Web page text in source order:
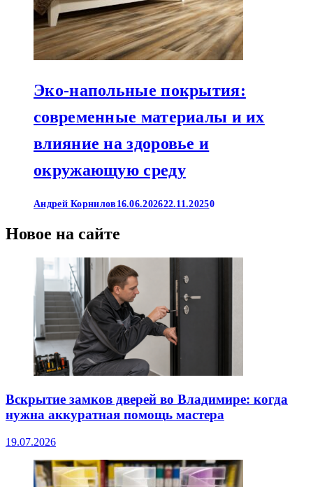
Эко-напольные покрытия:
современные материалы и их
влияние на здоровье и
окружающую среду
Андрей Корнилов 16.06.202622.11.20250
Новое на сайте
Вскрытие замков дверей во Владимире: когда
нужна аккуратная помощь мастера
19.07.2026